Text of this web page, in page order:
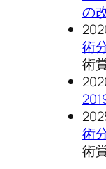
の
術
術
術
術